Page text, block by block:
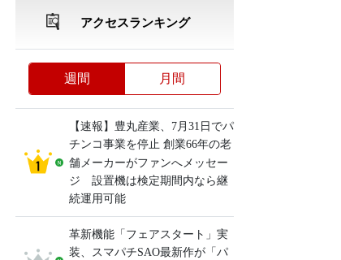
アクセスランキング
週間 月間
【速報】豊丸産業、7月31日でパ
チンコ事業を停止 創業66年の老
舗メーカーがファンへメッセー
ジ 設置機は検定期間内なら継
続運用可能
革新機能「フェアスタート」実
装、スマパチSAO最新作が「パ